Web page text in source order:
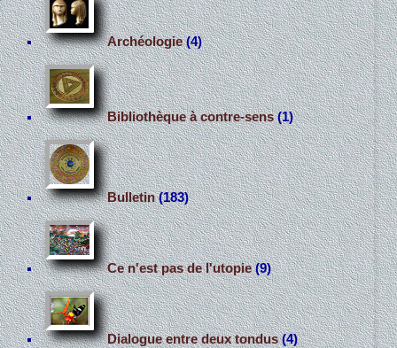
Archéologie(4)
Bibliothèque à contre-sens(1)
Bulletin(183)
Ce n'est pas de l'utopie(9)
Dialogue entre deux tondus(4)